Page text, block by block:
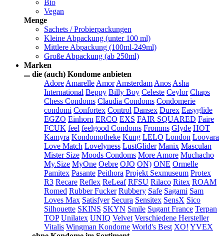
Bio
Vegan
Menge
Sachets / Probierpackungen
Kleine Abpackung (unter 100 ml)
Mittlere Abpackung (100ml-249ml)
Große Abpackung (ab 250ml)
Marken
... die (auch) Kondome anbieten
Adore Amarelle Amor Amsterdam Anos Asha
International Beppy Billy Boy Celeste Ceylor Chaps
Chess Condoms Claudia Condoms Condomerie
condomi Confortex Control Dansex Durex Easyglide
EGZO Einhorn ERCO EXS FAIR SQUARED Faire
FCUK feel feelgood Condoms Fromms Glyde HOT
Kamyra Kondomotheke Kung LELO London Loovara
Love Match Lovelyness LustGlider Manix Masculan
Mister Size Moods Condoms More Amore Muchacho
My.Size MyOne Oebre OJO ON) ONE Ormelle
Pamitex Pasante Peithora Projekt Sexmuseum Protex
R3 Recare Reflex ReLeaf RFSU Rilaco Ritex ROAM
Romed Rubber Fucker Rubbery Safe Sagami Sam
Loves Max Satisfyer Secura Sensitex SensX Sico
Silhouette SKINS SKYN Smile Sugant France Terpan
TOP Unilatex UNIQ Velvet Verschiedene Hersteller
Vitalis Wingman Kondome World's Best XO! YVEX